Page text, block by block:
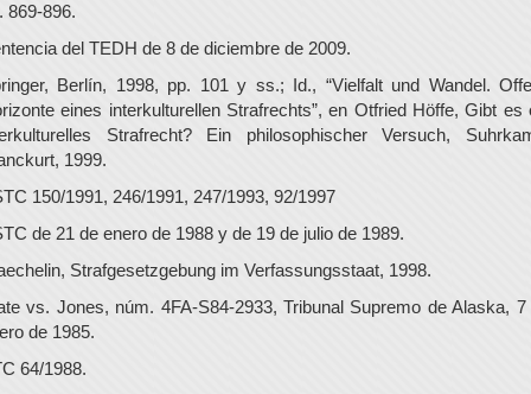
869-896.
del TEDH de 8 de diciembre de 2009.
Berlín, 1998, pp. 101 y ss.; Id., “Vielfalt und Wandel.
eines interkulturellen Strafrechts”, en Otfried Höffe, Gibt es
Strafrecht? Ein philosophischer Versuch,
1999.
150/1991, 246/1991, 247/1993, 92/1997
de 21 de enero de 1988 y de 19 de julio de 1989.
Strafgesetzgebung im Verfassungsstaat, 1998.
vs. Jones, núm. 4FA-S84-2933, Tribunal Supremo de Alaska, 7
de 1985.
64/1988.